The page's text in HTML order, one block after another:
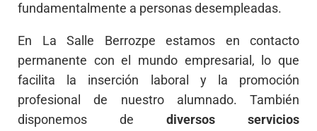
fundamentalmente a personas desempleadas.
En La Salle Berrozpe estamos en contacto
permanente con el mundo empresarial, lo que
facilita la inserción laboral y la promoción
profesional de nuestro alumnado. También
disponemos de diversos servicios